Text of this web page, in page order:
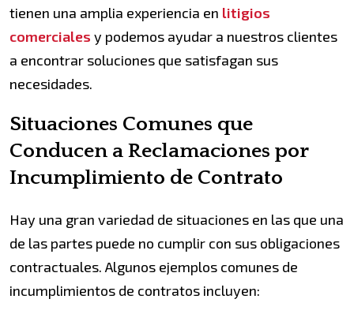
tienen una amplia experiencia en litigios
comerciales y podemos ayudar a nuestros clientes
a encontrar soluciones que satisfagan sus
necesidades.
Situaciones Comunes que
Conducen a Reclamaciones por
Incumplimiento de Contrato
Hay una gran variedad de situaciones en las que una
de las partes puede no cumplir con sus obligaciones
contractuales. Algunos ejemplos comunes de
incumplimientos de contratos incluyen: